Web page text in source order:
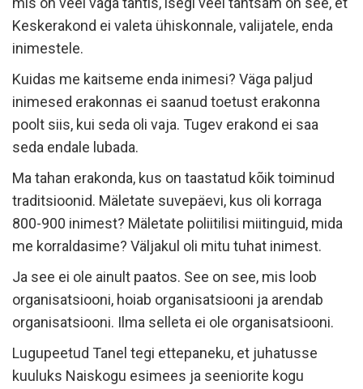
Keskerakond ei valeta ühiskonnale, valijatele, enda
inimestele.
Kuidas me kaitseme enda inimesi? Väga paljud
inimesed erakonnas ei saanud toetust erakonna
poolt siis, kui seda oli vaja. Tugev erakond ei saa
seda endale lubada.
Ma tahan erakonda, kus on taastatud kõik toiminud
traditsioonid. Mäletate suvepäevi, kus oli korraga
800-900 inimest? Mäletate poliitilisi miitinguid, mida
me korraldasime? Väljakul oli mitu tuhat inimest.
Ja see ei ole ainult paatos. See on see, mis loob
organisatsiooni, hoiab organisatsiooni ja arendab
organisatsiooni. Ilma selleta ei ole organisatsiooni.
Lugupeetud Tanel tegi ettepaneku, et juhatusse
kuuluks Naiskogu esimees ja seeniorite kogu